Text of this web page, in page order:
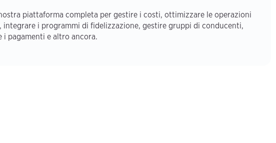
piattaforma completa per gestire i costi, ottimizzare le operazioni
integrare i programmi di fidelizzazione, gestire gruppi di conducenti,
i pagamenti e altro ancora.